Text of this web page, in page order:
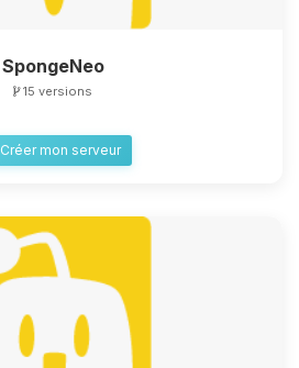
SpongeNeo
15 versions
Créer mon serveur